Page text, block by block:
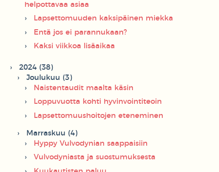
helpottavaa asiaa
Lapsettomuuden kaksipäinen miekka
Entä jos ei parannukaan?
Kaksi viikkoa lisäaikaa
2024 (38)
Joulukuu (3)
Naistentaudit maalta käsin
Loppuvuotta kohti hyvinvointiteoin
Lapsettomuushoitojen eteneminen
Marraskuu (4)
Hyppy Vulvodynian saappaisiin
Vulvodyniasta ja suostumuksesta